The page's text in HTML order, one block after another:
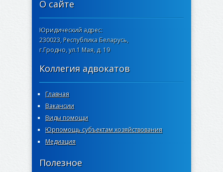
О сайте
Юридический адрес:
230023, Республика Беларусь,
г.Гродно, ул.1 Мая, д. 19
Коллегия адвокатов
Главная
Вакансии
Виды помощи
Юрпомощь субъектам хозяйствования
Медиация
Полезное